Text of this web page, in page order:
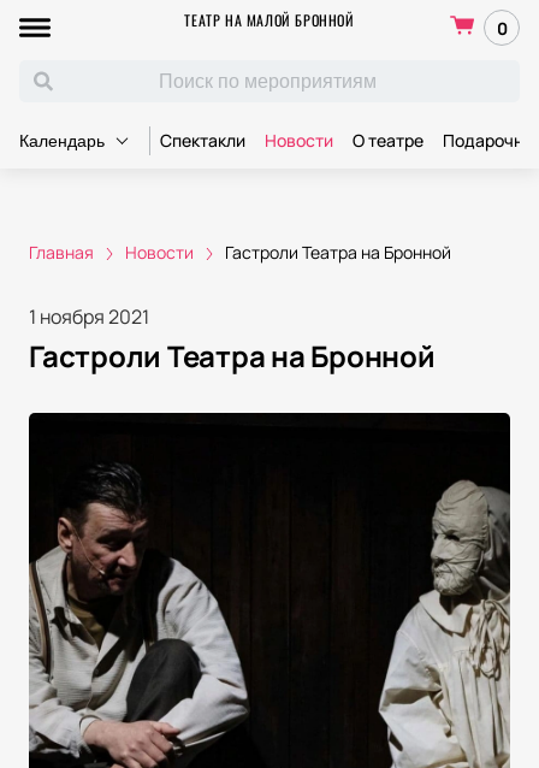
ТЕАТР НА МАЛОЙ БРОННОЙ 0
Календарь Спектакли Новости О театре
Главная Новости Гастроли Театра на Бронной
1 ноября 2021
Гастроли Театра на Бронной